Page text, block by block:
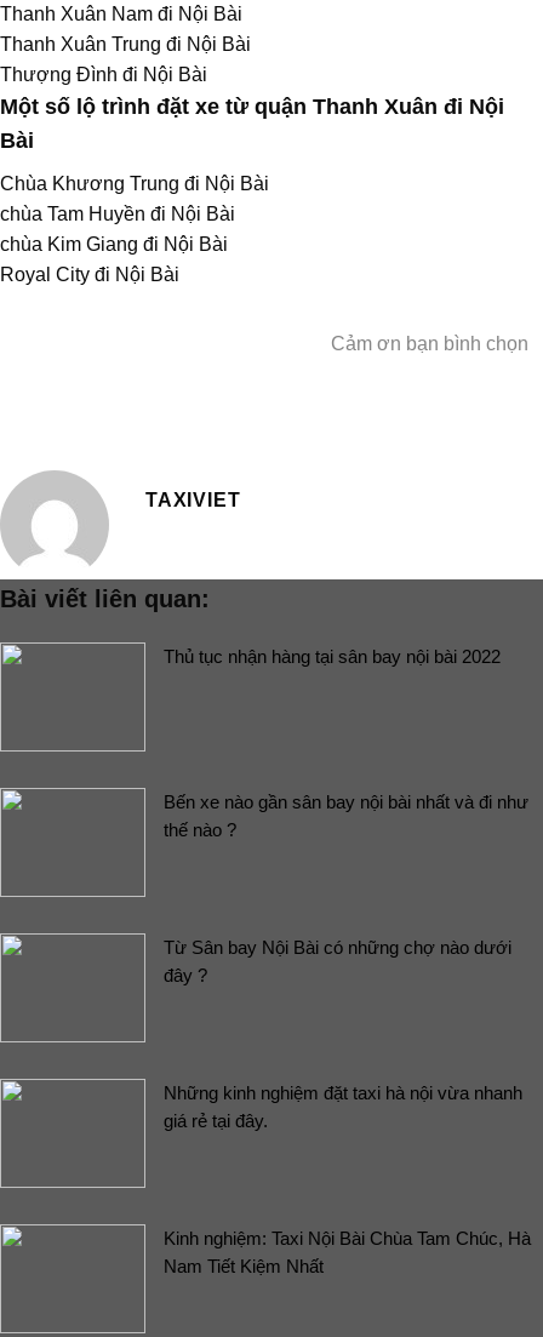
Thanh Xuân Nam đi Nội Bài
Thanh Xuân Trung đi Nội Bài
Thượng Đình đi Nội Bài
Một số lộ trình đặt xe từ quận Thanh Xuân đi Nội
Bài
Chùa Khương Trung đi Nội Bài
chùa Tam Huyền đi Nội Bài
chùa Kim Giang đi Nội Bài
Royal City đi Nội Bài
Cảm ơn bạn bình chọn
TAXIVIET
Bài viết liên quan:
Thủ tục nhận hàng tại sân bay nội bài 2022
Bến xe nào gần sân bay nội bài nhất và đi như
thế nào ?
Từ Sân bay Nội Bài có những chợ nào dưới
đây ?
Những kinh nghiệm đặt taxi hà nội vừa nhanh
giá rẻ tại đây.
Kinh nghiệm: Taxi Nội Bài Chùa Tam Chúc, Hà
Nam Tiết Kiệm Nhất